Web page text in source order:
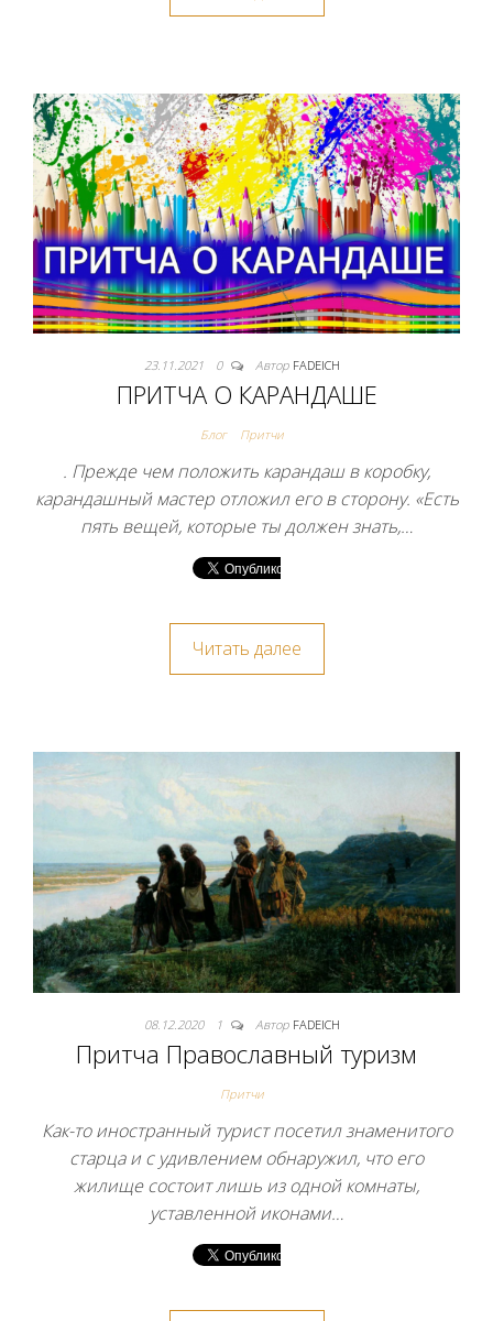
23.11.2021 0 Автор FADEICH
ПРИТЧА О КАРАНДАШЕ
Блог Притчи
. Прежде чем положить карандаш в коробку,
карандашный мастер отложил его в сторону. «Есть
пять вещей, которые ты должен знать,…
Читать далее
08.12.2020 1 Автор FADEICH
Притча Православный туризм
Притчи
Как-то иностранный турист посетил знаменитого
старца и с удивлением обнаружил, что его
жилище состоит лишь из одной комнаты,
уставленной иконами…